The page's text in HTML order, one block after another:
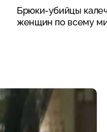
Брюки-убийцы
женщин по всему